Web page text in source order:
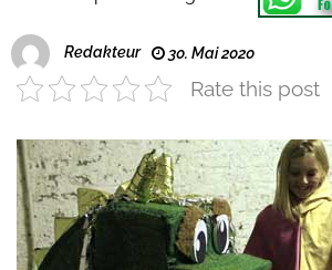
Redakteur 30. Mai 2020
Rate this post